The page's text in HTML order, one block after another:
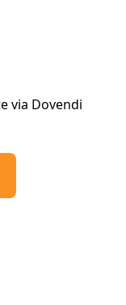
via Dovendi